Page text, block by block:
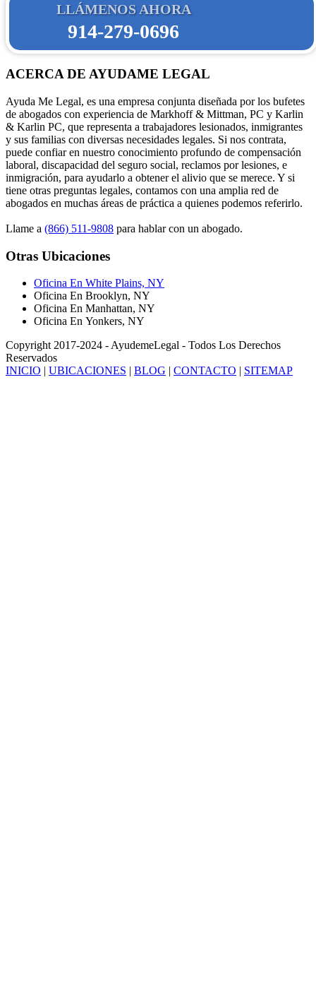
LLÁMENOS AHORA
914-279-0696
ACERCA DE AYUDAME LEGAL
Ayuda Me Legal, es una empresa conjunta diseñada por los bufetes
de abogados con experiencia de Markhoff & Mittman, PC y Karlin
& Karlin PC, que representa a trabajadores lesionados, inmigrantes
y sus familias con diversas necesidades legales. Si nos contrata,
puede confiar en nuestro conocimiento profundo de compensación
laboral, discapacidad del seguro social, reclamos por lesiones, e
inmigración, para ayudarlo a obtener el alivio que se merece. Y si
tiene otras preguntas legales, contamos con una amplia red de
abogados en muchas áreas de práctica a quienes podemos referirlo.
Llame a (866) 511-9808 para hablar con un abogado.
Otras Ubicaciones
Oficina En White Plains, NY
Oficina En Brooklyn, NY
Oficina En Manhattan, NY
Oficina En Yonkers, NY
Copyright 2017-2024 - AyudemeLegal - Todos Los Derechos
Reservados
INICIO | UBICACIONES | BLOG | CONTACTO | SITEMAP